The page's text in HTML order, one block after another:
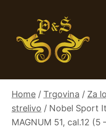
Home / Trgovina / Za
strelivo / Nobel Sport
MAGNUM 51, cal.12 (5